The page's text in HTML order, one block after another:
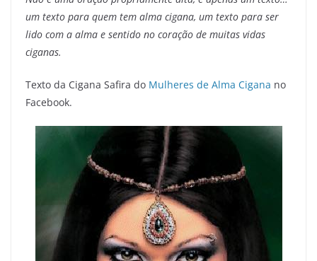
um texto para quem tem alma cigana, um texto para ser
lido com a alma e sentido no coração de muitas vidas
ciganas.
Texto da Cigana Safira do Mulheres de Alma Cigana no
Facebook.